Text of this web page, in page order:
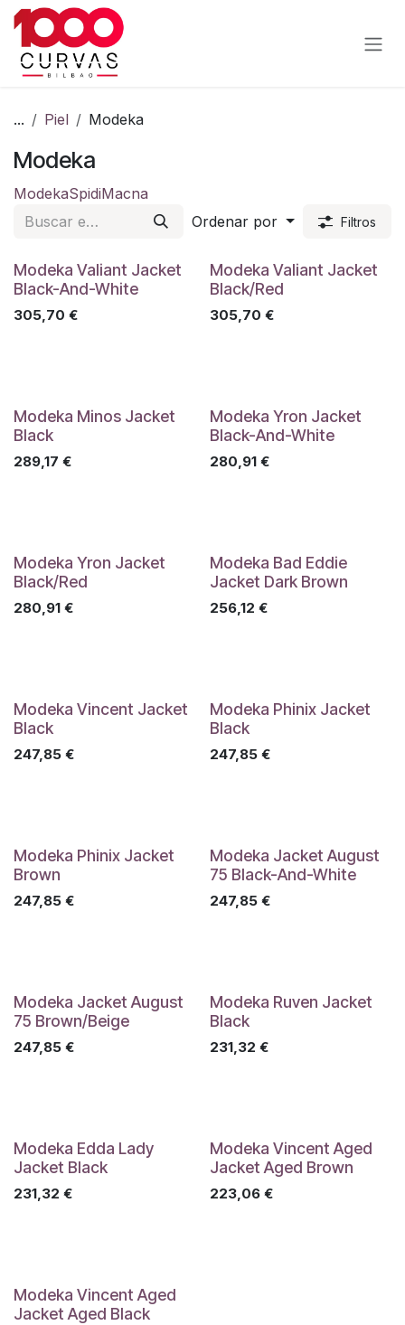
Ir al contenido
... Piel Modeka
Modeka
ModekaSpidiMacna
Ordenar por
Filtros
Modeka Valiant Jacket
Black-And-White
305,70 €
Modeka Valiant Jacket
Black/Red
305,70 €
Modeka Minos Jacket
Black
289,17 €
Modeka Yron Jacket
Black-And-White
280,91€
Modeka Yron Jacket
Black/Red
280,91 €
Modeka Bad Eddie
Jacket Dark Brown
256,12 €
Modeka Vincent Jacket
Black
247,85 €
Modeka Phinix Jacket
Black
247,85€
Modeka Phinix Jacket
Brown
247,85 €
Modeka Jacket August
75 Black-And-White
247,85€
Modeka Jacket August
75 Brown/Beige
247,85 €
Modeka Ruven Jacket
Black
231,32 €
Modeka Edda Lady
Jacket Black
231,32 €
Modeka Vincent Aged
Jacket Aged Brown
223,06€
Modeka Vincent Aged
Jacket Aged Black